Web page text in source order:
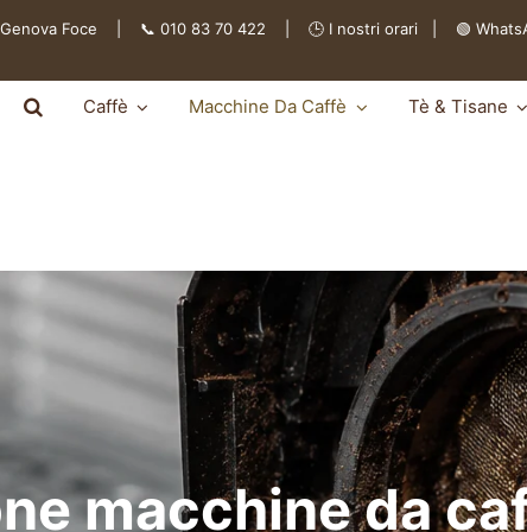
Genova Foce | 📞 010 83 70 422 | 🕒 I nostri orari 🟢
Caffè Macchine Da Caffè Tè & Tisane
macchine da